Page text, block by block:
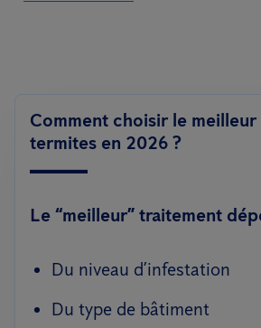
Comment choisir le
termites en 2026 ?
Le “meilleur” traitement
Du niveau d’infestation
Du type de bâtiment